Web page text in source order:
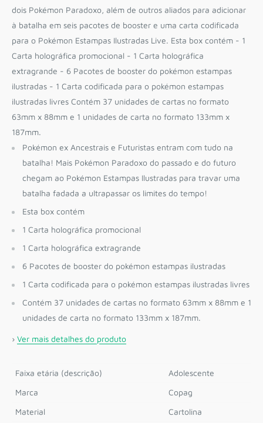
dois Pokémon Paradoxo, além de outros aliados para adicionar
à batalha em seis pacotes de booster e uma carta codificada
para o Pokémon Estampas Ilustradas Live. Esta box contém - 1
Carta holográfica promocional - 1 Carta holográfica
extragrande - 6 Pacotes de booster do pokémon estampas
ilustradas - 1 Carta codificada para o pokémon estampas
ilustradas livres Contém 37 unidades de cartas no formato
63mm x 88mm e 1 unidades de carta no formato 133mm x
187mm.
Pokémon ex Ancestrais e Futuristas entram com tudo na
batalha! Mais Pokémon Paradoxo do passado e do futuro
chegam ao Pokémon Estampas Ilustradas para travar uma
batalha fadada a ultrapassar os limites do tempo!
Esta box contém
1 Carta holográfica promocional
1 Carta holográfica extragrande
6 Pacotes de booster do pokémon estampas ilustradas
1 Carta codificada para o pokémon estampas ilustradas livres
Contém 37 unidades de cartas no formato 63mm x 88mm e 1
unidades de carta no formato 133mm x 187mm.
› Ver mais detalhes do produto
Faixa etária (descrição)
Adolescente
Marca
Copag
Material
Cartolina